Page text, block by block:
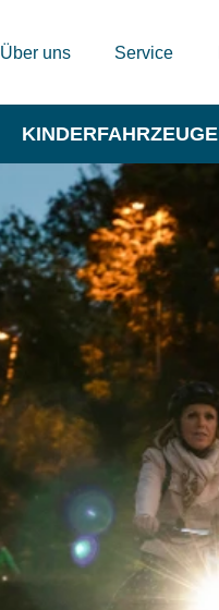
Über uns Service
KINDERFAHRZEUGE